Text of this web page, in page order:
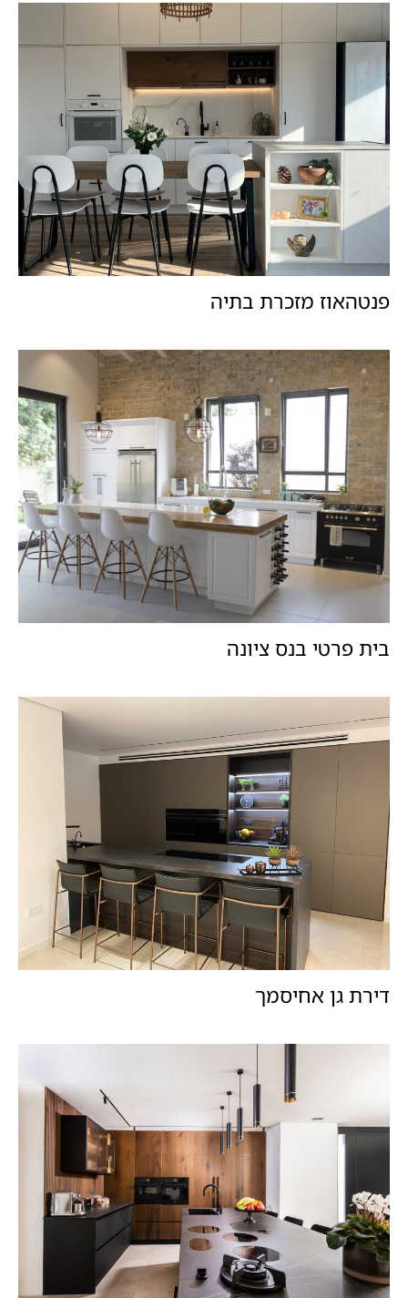
פנטהאוז מזכרת בתיה
בית פרטי בנס ציונה
דירת גן אחיסמך